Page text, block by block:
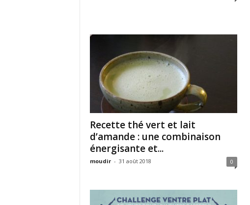
Recette thé vert et lait
d’amande : une combinaison
énergisante et...
moudir - 31 août 2018 0